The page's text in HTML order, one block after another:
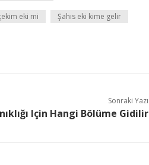
eki mi Şahıs eki kime gelir
Sonraki Yazı
Için Hangi Bölüme Gidilir